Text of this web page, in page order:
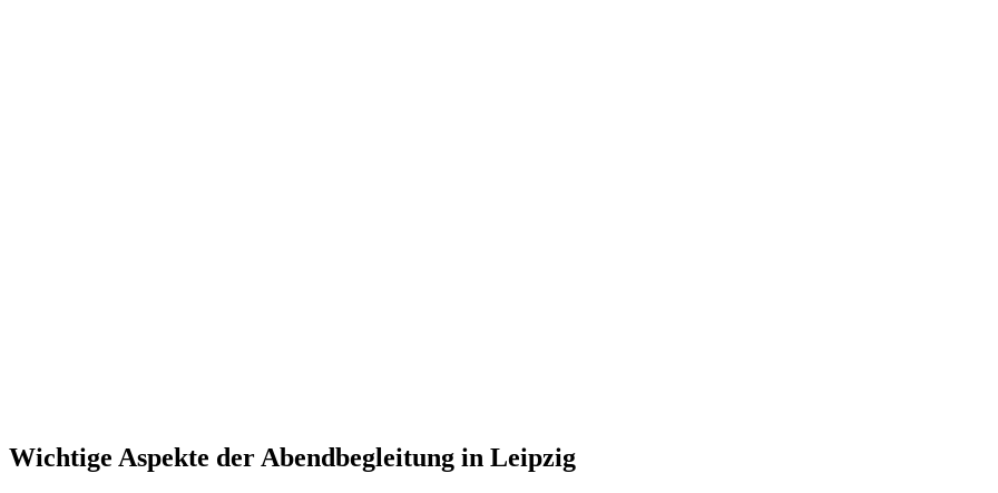
Wichtige Aspekte der Abendbegleitung in Leipzig